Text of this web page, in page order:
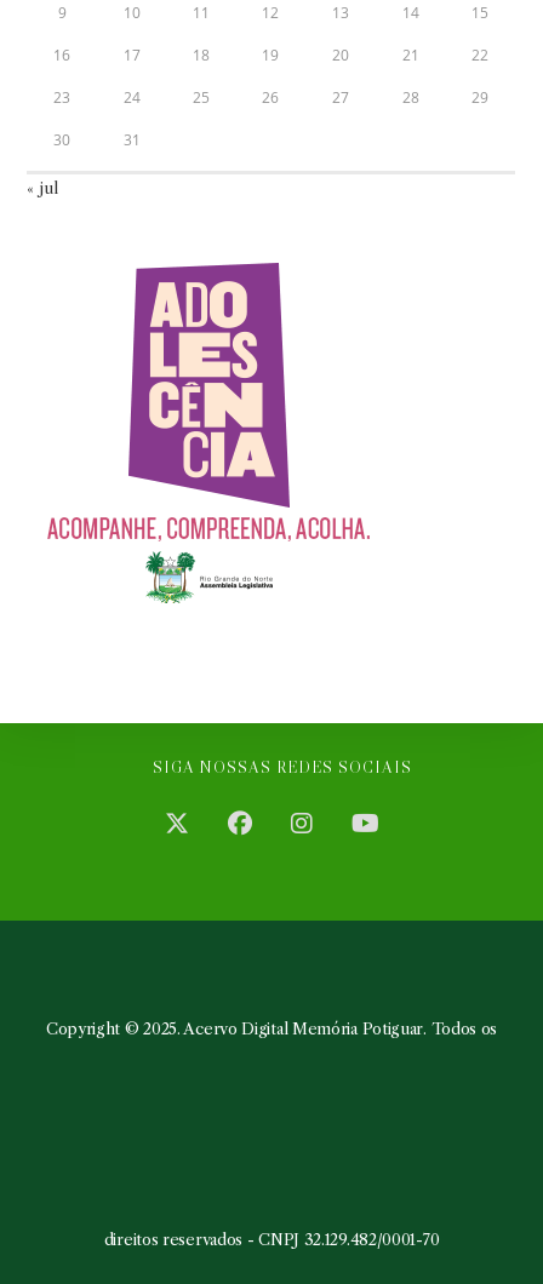
9 10 11 12 13 14 15
16 17 18 19 20 21 22
23 24 25 26 27 28 29
30 31
« jul
SIGA NOSSAS REDES SOCIAIS
uma
uma
uma
uma
Copyright © 2025. Acervo Digital Memória Potiguar. Todos os
direitos reservados - CNPJ 32.129.482/0001-70